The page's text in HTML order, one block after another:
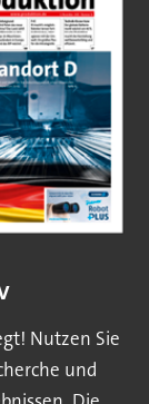
Nutzen Sie
und